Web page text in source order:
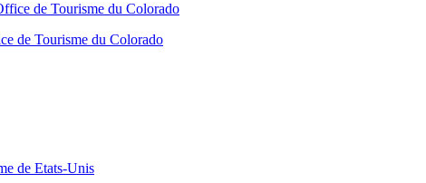
de Tourisme du Colorado
de Tourisme du Colorado
de Etats-Unis